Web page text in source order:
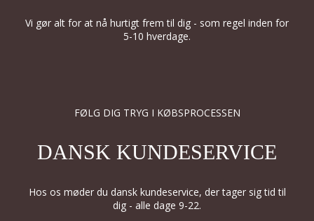
Vi gør alt for at nå hurtigt frem til dig - som regel inden for
5-10 hverdage.
FØLG DIG TRYG I KØBSPROCESSEN
DANSK KUNDESERVICE
Hos os møder du dansk kundeservice, der tager sig tid til
dig - alle dage 9-22.